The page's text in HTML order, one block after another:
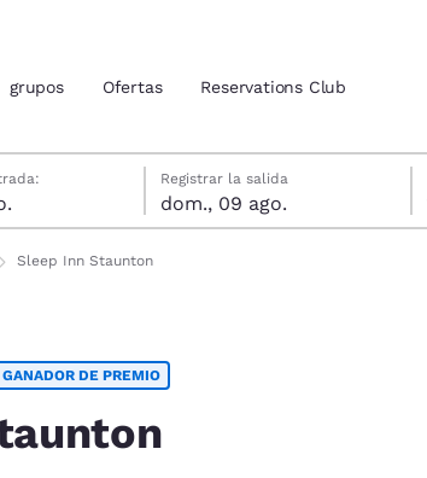
actuales
grupos Ofertas Reservations Club
Registrar la salida
dom., 09 ago.
fecha de check-out seleccionada
fecha de check-in seleccionada
Sleep Inn Staunton
GANADOR DE PREMIO